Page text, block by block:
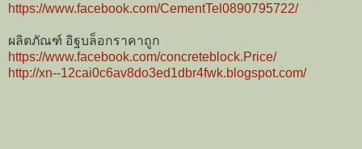
https://www.facebook.com/CementTel0890795722/
ผลิตภัณฑ์ อิฐบล็อกราคาถูก
https://www.facebook.com/concreteblock.Price/
http://xn--12cai0c6av8do3ed1dbr4fwk.blogspot.com/